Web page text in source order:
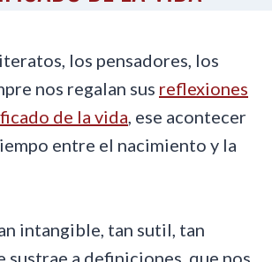
los pensadores, los
nos regalan sus reflexiones
de la vida , ese acontecer
entre el nacimiento y la
intangible, tan sutil, tan
sustrae a definiciones, que nos